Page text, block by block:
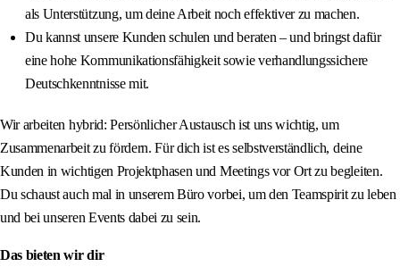
als Unterstützung, um deine Arbeit noch effektiver zu machen.
Du kannst unsere Kunden schulen und beraten – und bringst dafür
eine hohe Kommunikationsfähigkeit sowie verhandlungssichere
Deutschkenntnisse mit.
Wir arbeiten hybrid: Persönlicher Austausch ist uns wichtig, um
Zusammenarbeit zu fördern. Für dich ist es selbstverständlich, deine
Kunden in wichtigen Projektphasen und Meetings vor Ort zu begleiten.
Du schaust auch mal in unserem Büro vorbei, um den Teamspirit zu leben
und bei unseren Events dabei zu sein.
Das bieten wir dir